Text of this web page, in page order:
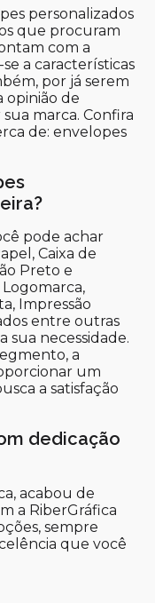
personalizados
que procuram
com a
a características
por já serem
opinião de
marca. Confira
de: envelopes
pode achar
Caixa de
Preto e
Impressão
entre outras
sua necessidade.
a
um
a satisfação
dedicação
acabou de
a RiberGráfica
sempre
que você